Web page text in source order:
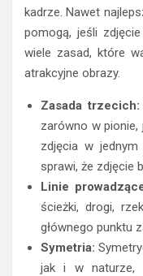
kadrze. Nawet
pomogą, jeśli
wiele zasad, które
atrakcyjne obrazy.
Zasada trzecich:
zarówno w pionie,
zdjęcia w
sprawi, że zdjęcie
Linie
ścieżki, drogi,
głównego punktu
Symetria:
jak i w naturze,